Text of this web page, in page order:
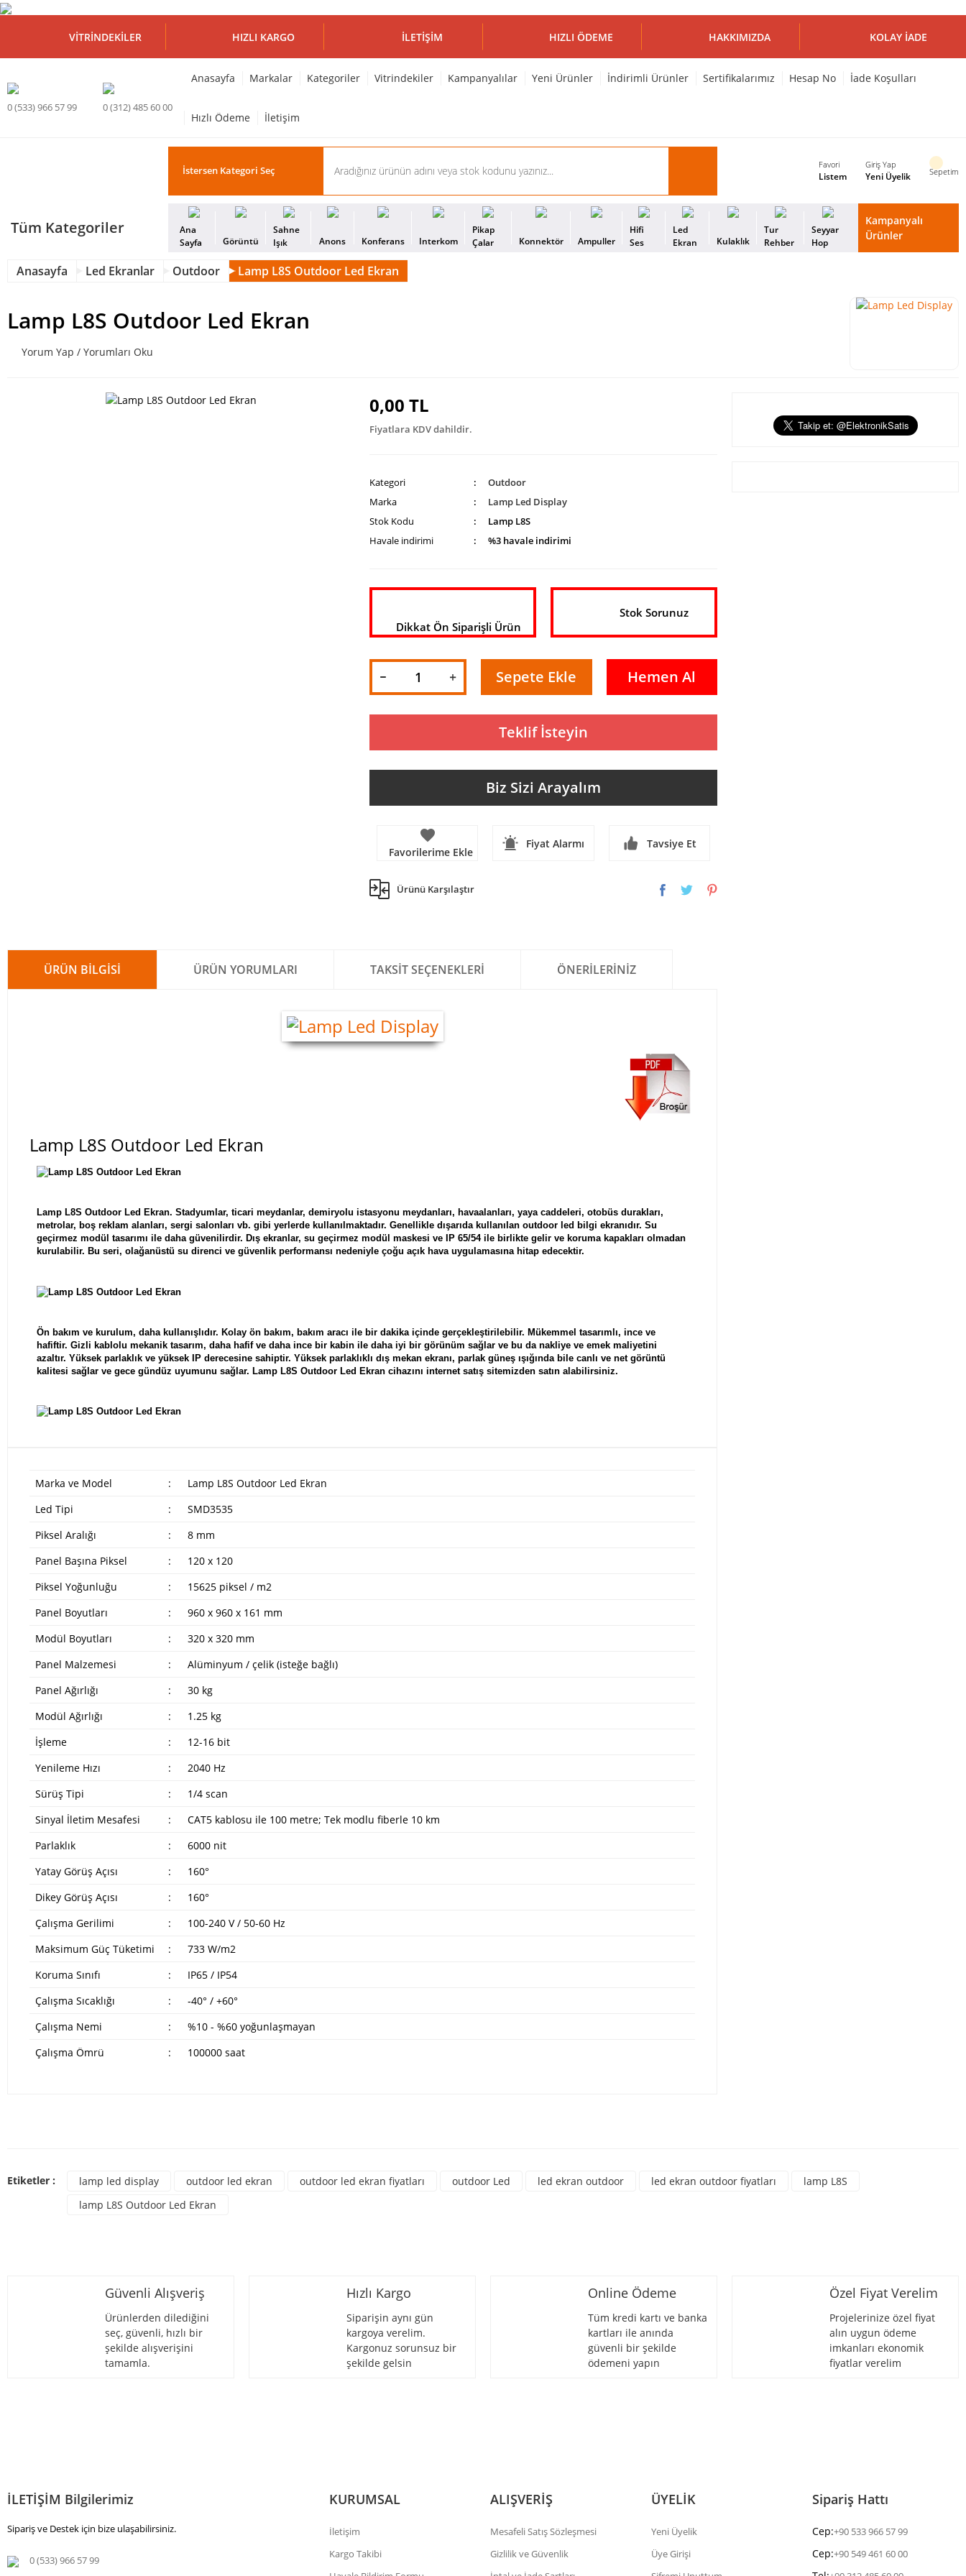
VITRINDEKILER HIZLI KARGO İLETIŞIM HIZLI ÖDEME HAKKIMIZDA KOLAY İADE
0 (533) 966 57 99 0 (312) 485 60 00
Anasayfa Markalar Kategoriler Vitrindekiler Kampanyalılar Yeni Ürünler İndirimli Ürünler Sertifikalarımız Hesap No İade Koşulları
Hızlı Ödeme İletişim
Favori
Listem
Giriş Yap
Yeni Üyelik Sepetim
Tüm Kategoriler
Ana
Sayfa
Görüntü
Sahne
Işık
Anons Konferans Interkom
Pikap
Çalar
Konnektör Ampuller
Hifi
Ses
Led
Ekran
Kulaklık
Tur
Rehber
Seyyar
Hop
Kampanyalı
Ürünler
Anasayfa Led Ekranlar Outdoor Lamp L8S Outdoor Led Ekran
Lamp L8S Outdoor Led Ekran
Yorum Yap / Yorumları Oku
0,00 TL
Fiyatlara KDV dahildir.
Kategori
Outdoor
Marka
Lamp Led Display
Stok Kodu
Lamp L8S
Havale indirimi
%3 havale indirimi
Dikkat Ön Siparişli Ürün
Stok Sorunuz
Sepete Ekle Hemen Al
Teklif İsteyin
Biz Sizi Arayalım
Fiyat Alarmı Tavsiye Et
Ürünü Karşılaştır
ÜRÜN BILGISI ÜRÜN YORUMLARI TAKSIT SEÇENEKLERI ÖNERILERINIZ
Lamp L8S Outdoor Led Ekran
Lamp L8S Outdoor Led Ekran. Stadyumlar, ticari meydanlar, demiryolu istasyonu meydanları, havaalanları, yaya caddeleri, otobüs durakları,
metrolar, boş reklam alanları, sergi salonları vb. gibi yerlerde kullanılmaktadır. Genellikle dışarıda kullanılan outdoor led bilgi ekranıdır. Su
geçirmez modül tasarımı ile daha güvenilirdir. Dış ekranlar, su geçirmez modül maskesi ve IP 65/54 ile birlikte gelir ve koruma kapakları olmadan
kurulabilir. Bu seri, olağanüstü su direnci ve güvenlik performansı nedeniyle çoğu açık hava uygulamasına hitap edecektir.
Ön bakım ve kurulum, daha kullanışlıdır. Kolay ön bakım, bakım aracı ile bir dakika içinde gerçekleştirilebilir. Mükemmel tasarımlı, ince ve
hafiftir. Gizli kablolu mekanik tasarım, daha hafif ve daha ince bir kabin ile daha iyi bir görünüm sağlar ve bu da nakliye ve emek maliyetini
azaltır. Yüksek parlaklık ve yüksek IP derecesine sahiptir. Yüksek parlaklıklı dış mekan ekranı, parlak güneş ışığında bile canlı ve net görüntü
kalitesi sağlar ve gece gündüz uyumunu sağlar. Lamp L8S Outdoor Led Ekran cihazını internet satış sitemizden satın alabilirsiniz.
Marka ve Model :
Lamp L8S Outdoor Led Ekran
Led Tipi
:
SMD3535
Piksel Aralığı
:
8 mm
Panel Başına Piksel
:
120 x 120
Piksel Yoğunluğu
:
15625 piksel / m2
Panel Boyutları
:
960 x 960 x 161 mm
Modül Boyutları
:
320 x 320 mm
Panel Malzemesi
:
Alüminyum / çelik (isteğe bağlı)
Panel Ağırlığı
:
30 kg
Modül Ağırlığı
:
1.25 kg
İşleme
:
12-16 bit
Yenileme Hızı
:
2040 Hz
Sürüş Tipi
:
1/4 scan
Sinyal İletim Mesafesi
:
CAT5 kablosu ile 100 metre; Tek modlu fiberle 10 km
Parlaklık
:
6000 nit
Yatay Görüş Açısı
:
160°
Dikey Görüş Açısı
:
160°
Çalışma Gerilimi
:
100-240 V / 50-60 Hz
Maksimum Güç Tüketimi
:
733 W/m2
Koruma Sınıfı
:
IP65 / IP54
Çalışma Sıcaklığı
:
‐40° / +60°
Çalışma Nemi
:
%10 - %60 yoğunlaşmayan
Çalışma Ömrü
: 100000 saat
Ürün bilgilerinde hatalar bulunuyor.
Gönder
Etiketler : lamp led display outdoor led ekran outdoor led ekran fiyatları outdoor Led led ekran outdoor led ekran outdoor fiyatları
lamp L8S
lamp L8S Outdoor Led Ekran
Güvenli Alışveriş
Ürünlerden dilediğini
seç, güvenli, hızlı bir
şekilde alışverişini
tamamla.
Hızlı Kargo
Siparişin aynı gün
kargoya verelim.
Kargonuz sorunsuz bir
şekilde gelsin
Online Ödeme
Tüm kredi kartı ve banka
kartları ile anında
güvenli bir şekilde
ödemeni yapın
Özel Fiyat Verelim
Projelerinize özel fiyat
alın uygun ödeme
imkanları ekonomik
fiyatlar verelim
İLETİŞİM Bilgilerimiz
Sipariş ve Destek için bize ulaşabilirsiniz.
0 (533) 966 57 99
KURUMSAL
İletişim
Kargo Takibi
ALIŞVERİŞ
Mesafeli Satış Sözleşmesi
Gizlilik ve Güvenlik
ÜYELİK
Yeni Üyelik
Üye Girişi
Sipariş Hattı
Cep:+90 533 966 57 99
Cep:+90 549 461 60 00